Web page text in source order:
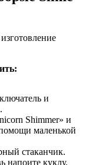
и
Shimmer» и
маленькой
стаканчик.
напоите куклу,